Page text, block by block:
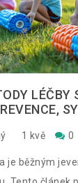
LÉČBY
1 kvě 0
je běžným